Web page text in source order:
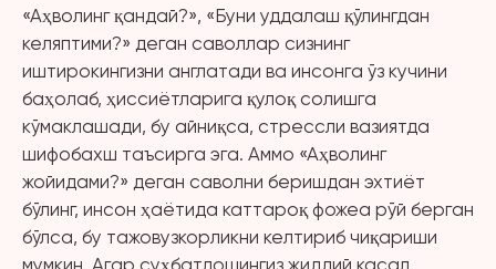
«Аҳволинг қандай?», «Буни уддалаш қўлингдан
келяптими?» деган саволлар сизнинг
иштирокингизни англатади ва инсонга ўз кучини
баҳолаб, ҳиссиётларига қулоқ солишга
кўмаклашади, бу айниқса, стрессли вазиятда
шифобахш таъсирга эга. Аммо «Аҳволинг
жойидами?» деган саволни беришдан эхтиёт
бўлинг, инсон ҳаётида каттароқ фожеа рўй берган
бўлса, бу тажовузкорликни келтириб чиқариши
мумкин. Агар суҳбатдошингиз жиддий касал,